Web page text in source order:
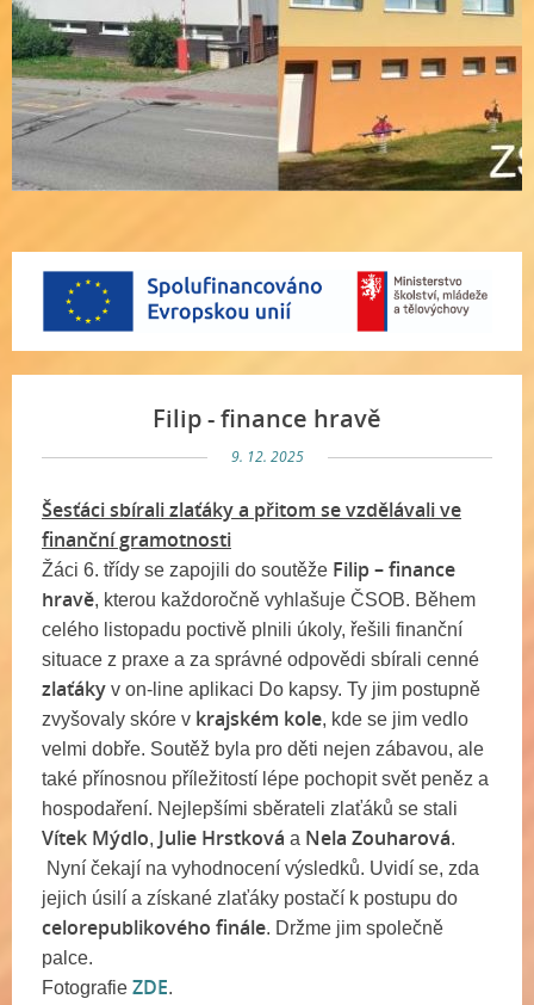
Filip - finance hravě
9. 12. 2025
Šesťáci sbírali zlaťáky a přitom se vzdělávali ve
finanční gramotnosti
Žáci 6. třídy se zapojili do soutěže Filip – finance
hravě, kterou každoročně vyhlašuje ČSOB. Během
celého listopadu poctivě plnili úkoly, řešili finanční
situace z praxe a za správné odpovědi sbírali cenné
zlaťáky v on-line aplikaci Do kapsy. Ty jim postupně
zvyšovaly skóre v krajském kole, kde se jim vedlo
velmi dobře. Soutěž byla pro děti nejen zábavou, ale
také přínosnou příležitostí lépe pochopit svět peněz a
hospodaření. Nejlepšími sběrateli zlaťáků se stali
Vítek Mýdlo, Julie Hrstková a Nela Zouharová.
Nyní čekají na vyhodnocení výsledků. Uvidí se, zda
jejich úsilí a získané zlaťáky postačí k postupu do
celorepublikového finále. Držme jim společně
palce.
Fotografie ZDE.